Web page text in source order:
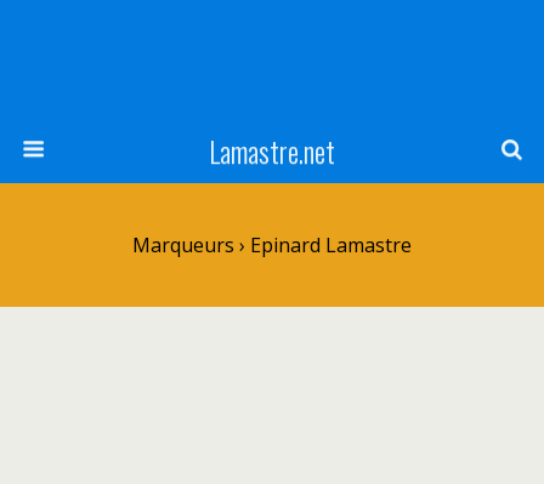
Lamastre.net
Marqueurs › Epinard Lamastre